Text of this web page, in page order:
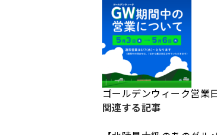
ゴールデンウィーク営業
関連する記事